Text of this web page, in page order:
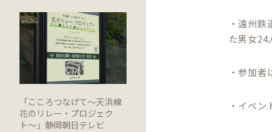
「こころつなげて〜天浜線
花のリレー・プロジェク
ト〜」静岡朝日テレビ
・遠州
た男女24
・参加
・イベ